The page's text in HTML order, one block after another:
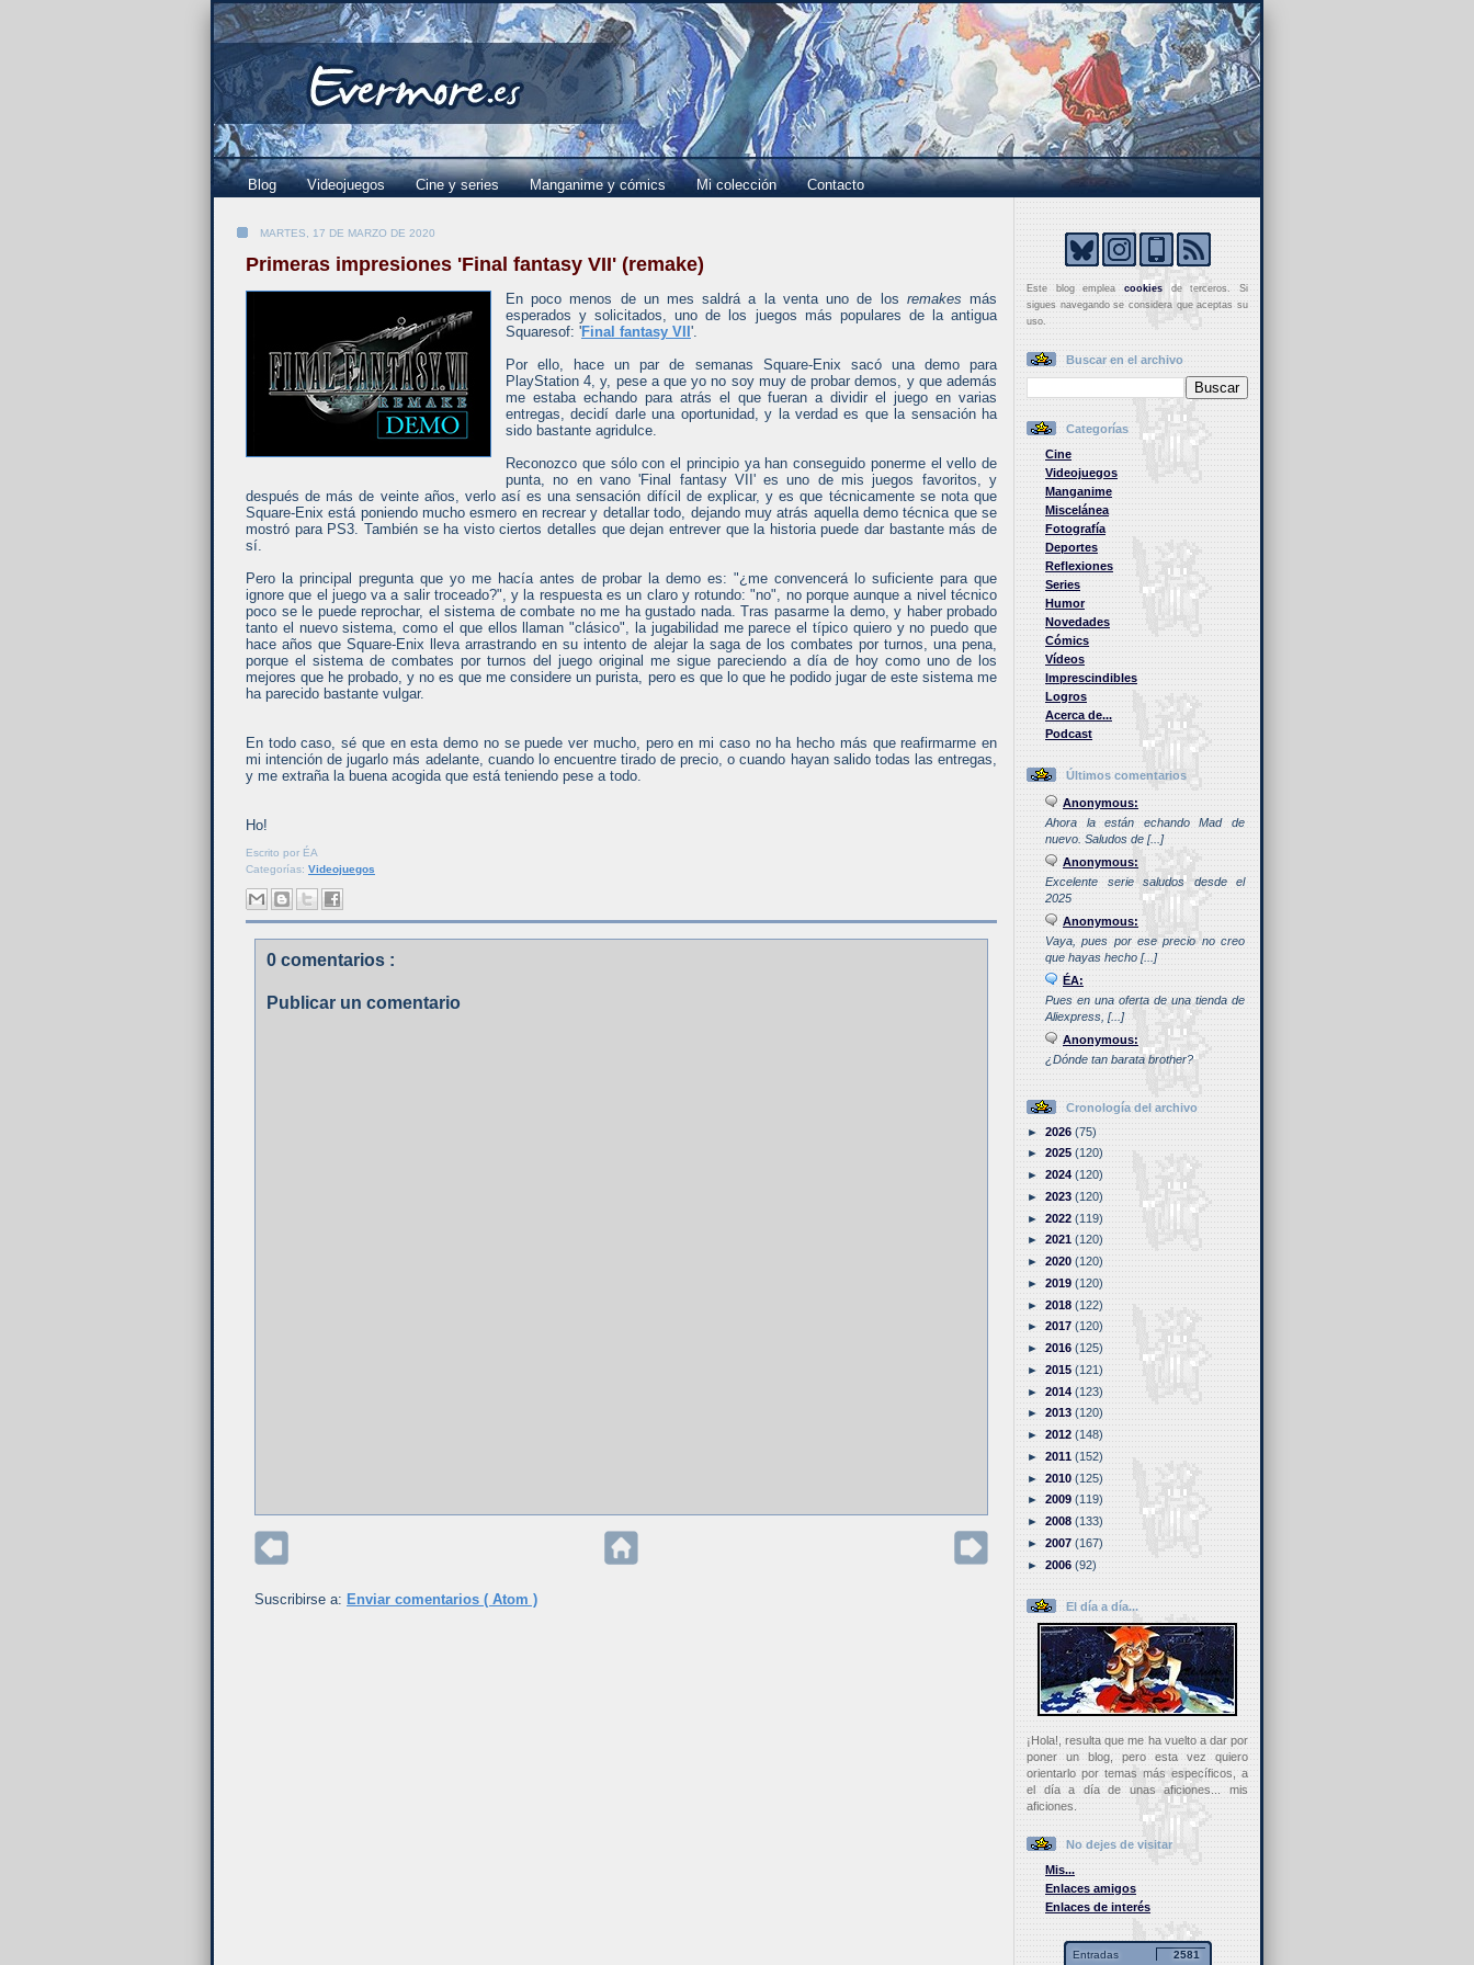
Blog Videojuegos Cine y series Manganime y cómics Mi colección Contacto
MARTES, 17 DE MARZO DE 2020
Primeras impresiones 'Final fantasy VII' (remake)
En poco menos de un mes saldrá a la venta uno de los remakes más
esperados y solicitados, uno de los juegos más populares de la antigua
Squaresof: 'Final fantasy VII '.
Por ello, hace un par de semanas Square-Enix sacó una demo para
PlayStation 4, y, pese a que yo no soy muy de probar demos, y que además
me estaba echando para atrás el que fueran a dividir el juego en varias
entregas, decidí darle una oportunidad, y la verdad es que la sensación ha
sido bastante agridulce.
Reconozco que sólo con el principio ya han conseguido ponerme el vello de
punta, no en vano 'Final fantasy VII' es uno de mis juegos favoritos, y
después de más de veinte años, verlo así es una sensación difícil de explicar, y es que técnicamente se nota que
Square-Enix está poniendo mucho esmero en recrear y detallar todo, dejando muy atrás aquella demo técnica que se
mostró para PS3. También se ha visto ciertos detalles que dejan entrever que la historia puede dar bastante más de
sí.
Pero la principal pregunta que yo me hacía antes de probar la demo es: "¿me convencerá lo suficiente para que
ignore que el juego va a salir troceado?", y la respuesta es un claro y rotundo: "no", no porque aunque a nivel técnico
poco se le puede reprochar, el sistema de combate no me ha gustado nada. Tras pasarme la demo, y haber probado
tanto el nuevo sistema, como el que ellos llaman "clásico", la jugabilidad me parece el típico quiero y no puedo que
hace años que Square-Enix lleva arrastrando en su intento de alejar la saga de los combates por turnos, una pena,
porque el sistema de combates por turnos del juego original me sigue pareciendo a día de hoy como uno de los
mejores que he probado, y no es que me considere un purista, pero es que lo que he podido jugar de este sistema me
ha parecido bastante vulgar.
En todo caso, sé que en esta demo no se puede ver mucho, pero en mi caso no ha hecho más que reafirmarme en
mi intención de jugarlo más adelante, cuando lo encuentre tirado de precio, o cuando hayan salido todas las entregas,
y me extraña la buena acogida que está teniendo pese a todo.
Ho!
Escrito por ÉA
Categorías: Videojuegos
0 comentarios :
Publicar un comentario
Suscribirse a: Enviar comentarios ( Atom )
Este blog empleacookies de terceros. Si
sigues navegando se considera que aceptas su
uso.
Buscar en el archivo
Categorías
Cine
Videojuegos
Manganime
Miscelánea
Fotografía
Deportes
Reflexiones
Series
Humor
Novedades
Cómics
Vídeos
Imprescindibles
Logros
Acerca de...
Podcast
Últimos comentarios
Anonymous:
Ahora la están echando Mad de
nuevo. Saludos de [...]
Anonymous:
Excelente serie saludos desde el
2025
Anonymous:
Vaya, pues por ese precio no creo
que hayas hecho [...]
ÉA:
Pues en una oferta de una tienda de
Aliexpress, [...]
Anonymous:
¿Dónde tan barata brother?
Cronología del archivo
►2026(75)
►2025(120)
►2024(120)
►2023(120)
►2022(119)
►2021(120)
►2020(120)
►2019(120)
►2018(122)
►2017(120)
►2016(125)
►2015(121)
►2014(123)
►2013(120)
►2012(148)
►2011(152)
►2010(125)
►2009(119)
►2008(133)
►2007(167)
►2006(92)
El día a día...
¡Hola!, resulta que me ha vuelto a dar por
poner un blog, pero esta vez quiero
orientarlo por temas más específicos, a
el día a día de unas aficiones... mis
aficiones.
No dejes de visitar
Mis...
Enlaces amigos
Enlaces de interés
Entradas 2581